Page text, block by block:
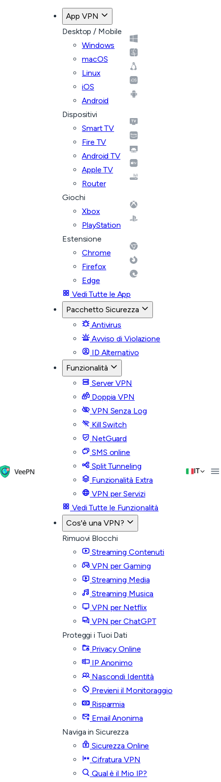
App VPN
Desktop / Mobile
Windows
macOS
Linux
iOS
Android
Dispositivi
Smart TV
Fire TV
Android TV
Apple TV
Router
Giochi
Xbox
PlayStation
Estensione
Chrome
Firefox
Edge
Vedi Tutte le App
Pacchetto Sicurezza
Antivirus
Avviso di Violazione
ID Alternativo
Funzionalità
Server VPN
Doppia VPN
VPN Senza Log
Kill Switch
NetGuard
SMS online
Split Tunneling
Funzionalità Extra
VPN per Servizi
Vedi Tutte le Funzionalità
Cos'è una VPN?
Rimuovi Blocchi
Streaming Contenuti
VPN per Gaming
Streaming Media
Streaming Musica
VPN per Netflix
VPN per ChatGPT
Proteggi i Tuoi Dati
Privacy Online
IP Anonimo
Nascondi Identità
Previeni il Monitoraggio
Risparmia
Email Anonima
Naviga in Sicurezza
Sicurezza Online
Cifratura VPN
Qual è il Mio IP?
IT